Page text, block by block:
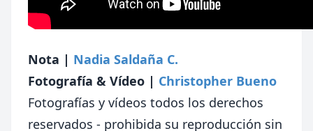
Nota | Nadia Saldaña C.
Fotografía & Vídeo | Christopher Bueno
Fotografías y vídeos todos los derechos
reservados - prohibida su reproducción sin